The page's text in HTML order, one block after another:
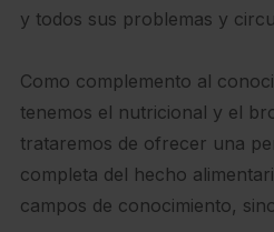
y todos sus problemas y
Como complemento al
tenemos el nutricional y el
trataremos de ofrecer una
completa del hecho
campos de conocimiento,